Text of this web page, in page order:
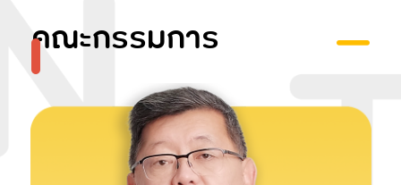
เงินที่สำคัญ
ภารกิจสำคัญ ปี
2567
ภารกิจสำคัญ ปี
2568
เนื่องทางธุรกิจของ
คณะกรรมการ